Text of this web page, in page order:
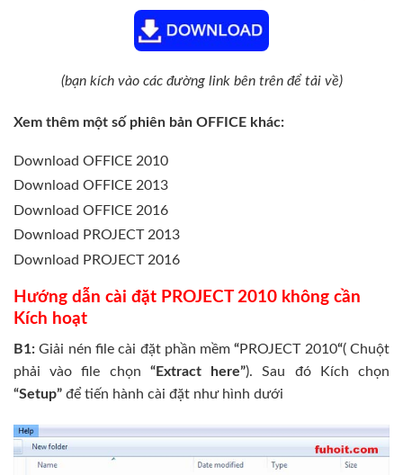
(bạn kích vào các đường link bên trên để tải về)
Xem thêm một số phiên bản OFFICE khác:
Download OFFICE 2010
Download OFFICE 2013
Download OFFICE 2016
Download PROJECT 2013
Download PROJECT 2016
Hướng dẫn cài đặt PROJECT 2010 không cần
Kích hoạt
B1:Giải nén file cài đặt phần mềm “PROJECT 2010“( Chuột
phải vào file chọn “Extract here”). Sau đó Kích chọn
“Setup” để tiến hành cài đặt như hình dưới